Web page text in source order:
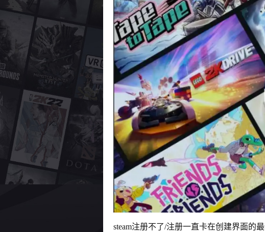
steam注册不了/注册一直卡在创建界面的